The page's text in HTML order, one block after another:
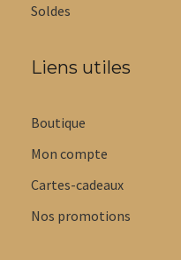
Soldes
Liens utiles
Boutique
Mon compte
Cartes-cadeaux
Nos promotions